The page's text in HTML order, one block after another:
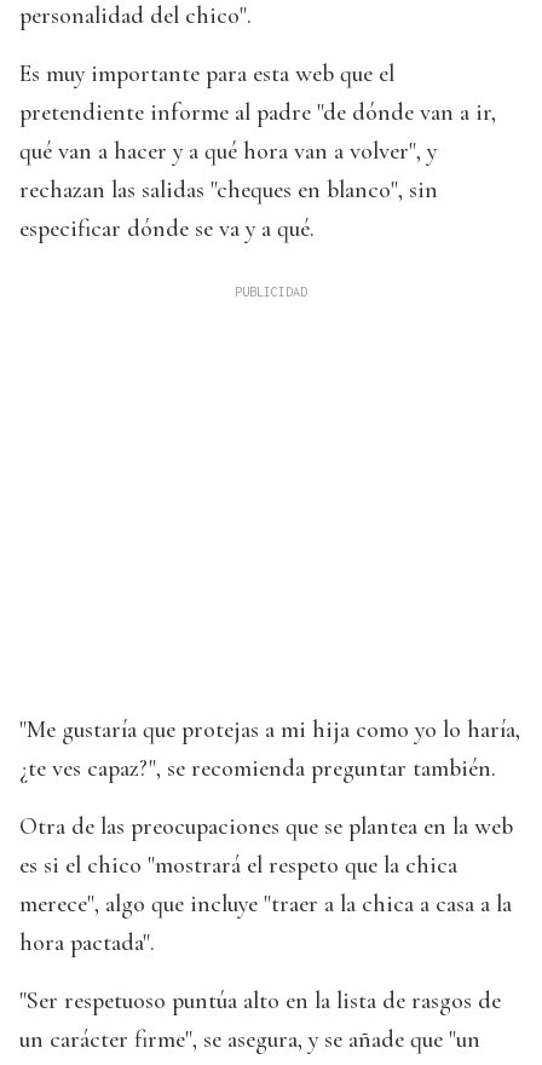
personalidad del chico".
Es muy importante para esta web que el
pretendiente informe al padre "de dónde van a ir,
qué van a hacer y a qué hora van a volver", y
rechazan las salidas "cheques en blanco", sin
especificar dónde se va y a qué.
"Me gustaría que protejas a mi hija como yo lo haría,
¿te ves capaz?", se recomienda preguntar también.
Otra de las preocupaciones que se plantea en la web
es si el chico "mostrará el respeto que la chica
merece", algo que incluye "traer a la chica a casa a la
hora pactada".
"Ser respetuoso puntúa alto en la lista de rasgos de
un carácter firme", se asegura, y se añade que "un